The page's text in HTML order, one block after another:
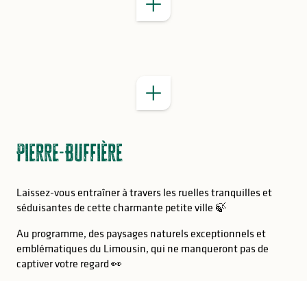
Pierre-Buffière
Laissez-vous entraîner à travers les ruelles tranquilles et
séduisantes de cette charmante petite ville 🍃
Au programme, des paysages naturels exceptionnels et
emblématiques du Limousin, qui ne manqueront pas de
captiver votre regard 👀